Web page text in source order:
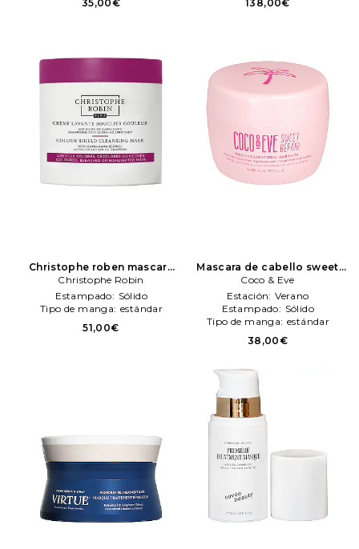
35,00€ 138,00€
Christophe roben mascara
de cabello color shield en
color belleza: N/A
Christophe Robin
Christophe Robin
Estampado: Sólido
Tipo de manga: estándar
51,00€
Mascara de cabello sweet
repair en color belleza: N/A
Coco & Eve
Coco & Eve
Estación: Verano
Estampado: Sólido
Tipo de manga: estándar
38,00€